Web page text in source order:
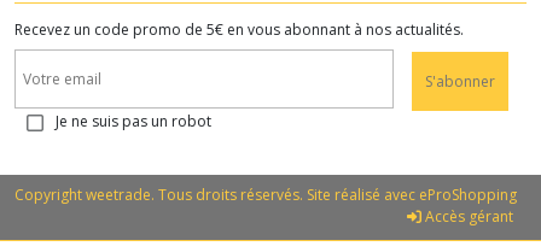
Recevez un code promo de 5€ en vous abonnant à nos actualités.
S'abonner
Je ne suis pas un robot
Copyright weetrade. Tous droits réservés. Site réalisé avec eProShopping
Accès gérant